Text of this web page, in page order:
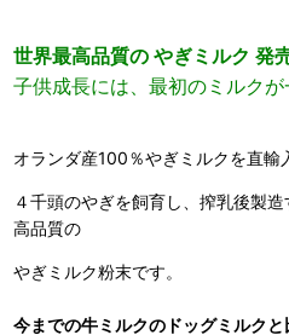
世界最高品質の やぎミルク 発
子供成長には、最初のミルクが
オランダ産100％やぎミルクを直輸
４千頭のやぎを飼育し、搾乳後製
高品質の
やぎミルク粉末です。
今までの牛ミルクのドッグミルクと